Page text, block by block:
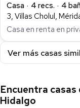
Casa
4 recs. 4
3, Villas Cholul,
Casa en renta en
Ver más casas
Encuentra casas
Hidalgo